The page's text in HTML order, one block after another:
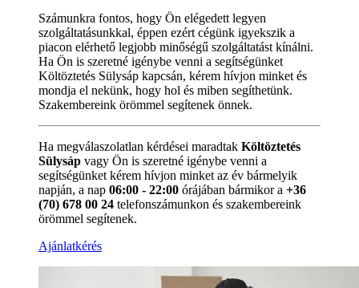
Számunkra fontos, hogy Ön elégedett legyen
szolgáltatásunkkal, éppen ezért cégünk igyekszik a
piacon elérhető legjobb minőségű szolgáltatást kínálni.
Ha Ön is szeretné igénybe venni a segítségünket
Költöztetés Sülysáp kapcsán, kérem hívjon minket és
mondja el nekünk, hogy hol és miben segíthetünk.
Szakembereink örömmel segítenek önnek.
Ha megválaszolatlan kérdései maradtak Költöztetés
Sülysáp vagy Ön is szeretné igénybe venni a
segítségünket kérem hívjon minket az év bármelyik
napján, a nap 06:00 - 22:00 órájában bármikor a +36
(70) 678 00 24 telefonszámunkon és szakembereink
örömmel segítenek.
Ajánlatkérés